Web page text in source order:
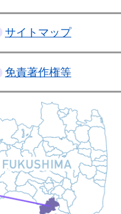
サイトマップ
免責著作権等